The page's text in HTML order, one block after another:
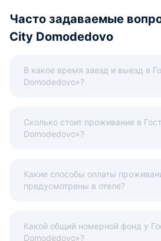
Часто задаваемые
City Domodedovo
В какое время заезд и выезд в
Domodedovo»?
Сколько стоит проживание в
Domodedovo»?
Какие способы оплаты
предусмотрены в отеле?
Какой общий номерной фонд у
Domodedovo»?